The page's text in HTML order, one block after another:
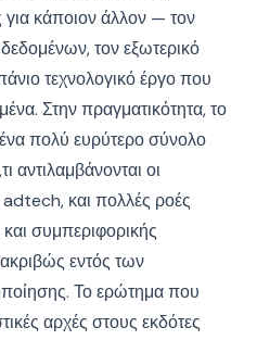
κάποιον άλλον — τον
τον εξωτερικό
τεχνολογικό έργο που
Στην πραγματικότητα, το
ένα πολύ ευρύτερο σύνολο
αντιλαμβάνονται οι
adtech, και πολλές ροές
συμπεριφορικής
εντός των
Το ερώτημα που
αρχές στους εκδότες